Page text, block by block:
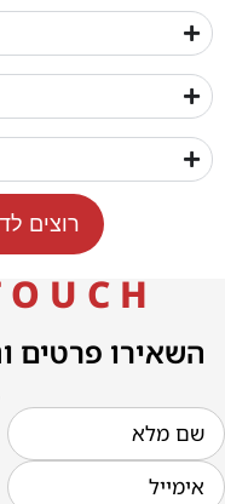
רוצים
U C H
השאירו פרטים